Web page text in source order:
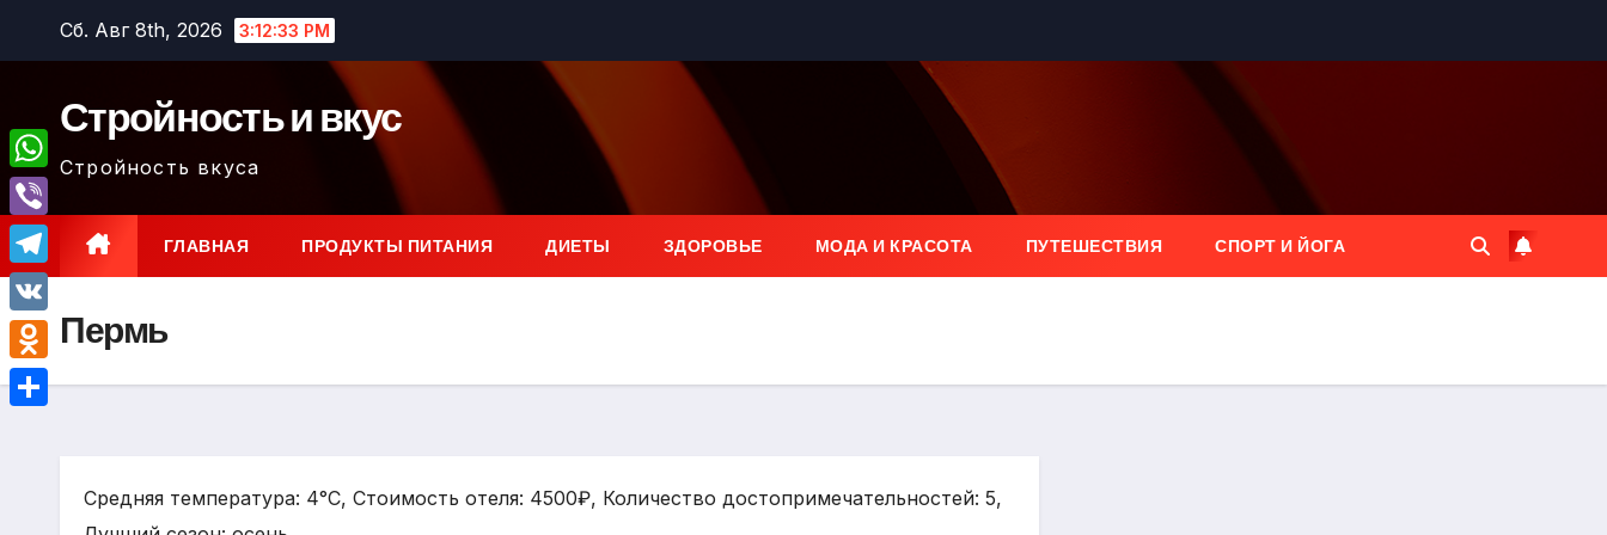
Перейти
Сб. Авг 8th, 2026 3:12:34 PM
Стройность и вкус
Стройность вкуса
ГЛАВНАЯ ПРОДУКТЫ ПИТАНИЯ ДИЕТЫ ЗДОРОВЬЕ МОДА И КРАСОТА ПУТЕШЕСТВИЯ СПОРТ И ЙОГА
Пермь
Средняя температура: 4°C, Стоимость отеля: 4500₽, Количество достопримечательностей: 5,
W
h
a
t
A
V
i
b
e
T
e
l
e
V
K
O